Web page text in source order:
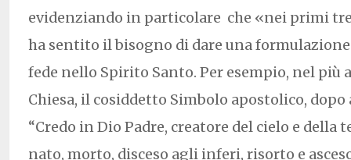
evidenziando in particolare che «nei primi
ha sentito il bisogno di dare una
fede nello Spirito Santo. Per esempio, nel più
Chiesa, il cosiddetto Simbolo apostolico,
“Credo in Dio Padre, creatore del cielo e della
nato, morto, disceso agli inferi, risorto e